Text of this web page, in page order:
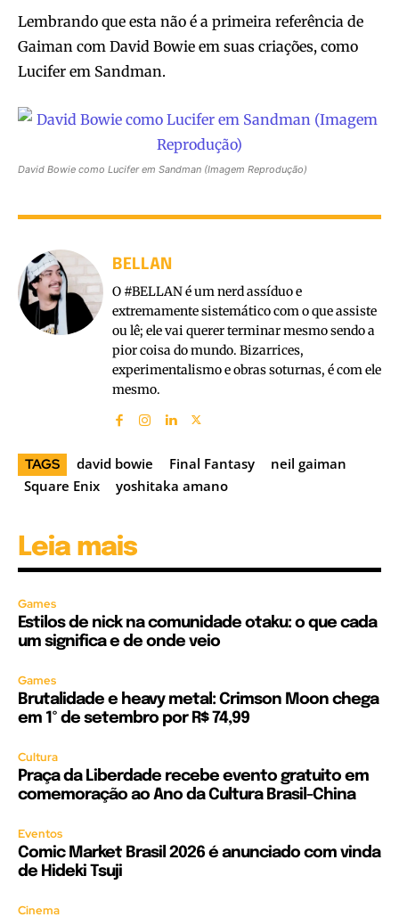
Lembrando que esta não é a primeira referência de
Gaiman com David Bowie em suas criações, como
Lucifer em Sandman.
David Bowie como Lucifer em Sandman (Imagem Reprodução)
BELLAN
O #BELLAN é um nerd assíduo e
extremamente sistemático com o que assiste
ou lê; ele vai querer terminar mesmo sendo a
pior coisa do mundo. Bizarrices,
experimentalismo e obras soturnas, é com ele
mesmo.
TAGS david bowie Final Fantasy
neil gaiman
Square Enix
yoshitaka amano
Leia mais
Games
Estilos de nick na comunidade otaku: o que cada
um significa e de onde veio
Games
Brutalidade e heavy metal: Crimson Moon chega
em 1º de setembro por R$ 74,99
Cultura
Praça da Liberdade recebe evento gratuito em
comemoração ao Ano da Cultura Brasil-China
Eventos
Comic Market Brasil 2026 é anunciado com vinda
de Hideki Tsuji
Cinema